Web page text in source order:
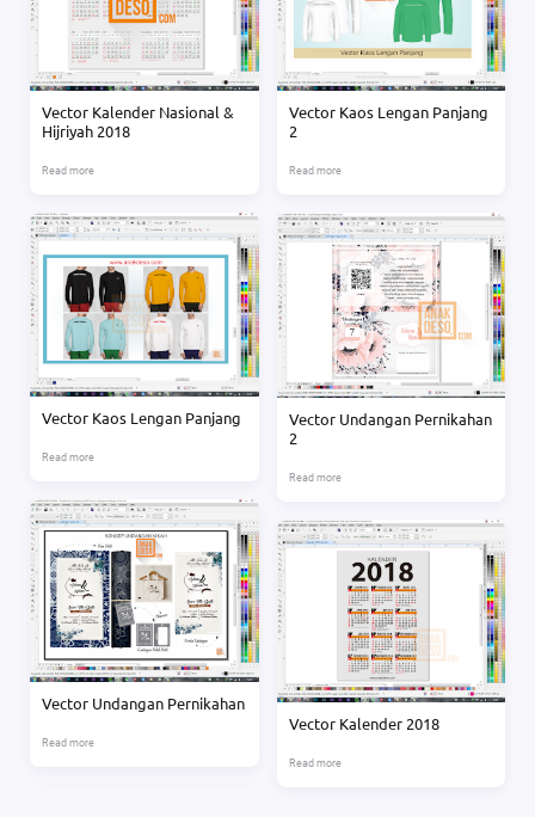
Vector Kalender Nasional &
Hijriyah 2018
Vector Kaos Lengan Panjang
Vector Undangan Pernikahan
Vector Kaos Lengan Panjang
2
Vector Undangan Pernikahan
2
Vector Kalender 2018